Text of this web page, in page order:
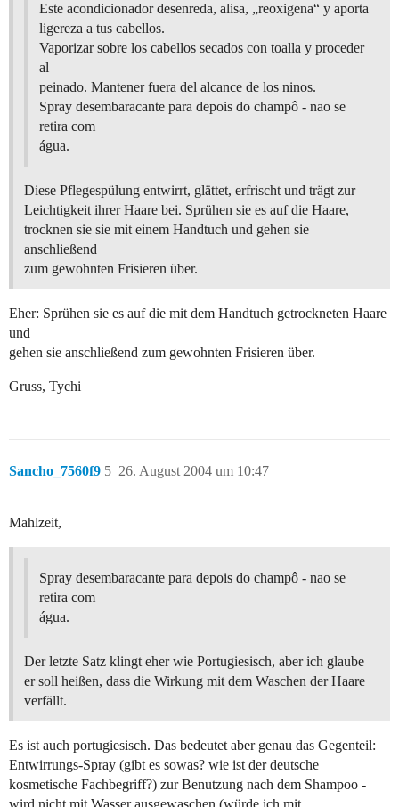
Este acondicionador desenreda, alisa, „reoxigena“ y aporta
ligereza a tus cabellos.
Vaporizar sobre los cabellos secados con toalla y proceder
al
peinado. Mantener fuera del alcance de los ninos.
Spray desembaracante para depois do champô - nao se
retira com
água.
Diese Pflegespülung entwirrt, glättet, erfrischt und trägt zur
Leichtigkeit ihrer Haare bei. Sprühen sie es auf die Haare,
trocknen sie sie mit einem Handtuch und gehen sie
anschließend
zum gewohnten Frisieren über.
Eher: Sprühen sie es auf die mit dem Handtuch getrockneten Haare
und
gehen sie anschließend zum gewohnten Frisieren über.
Gruss, Tychi
Sancho_7560f9 26. August 2004 um 10:47
5
Mahlzeit,
Spray desembaracante para depois do champô - nao se
retira com
água.
Der letzte Satz klingt eher wie Portugiesisch, aber ich glaube
er soll heißen, dass die Wirkung mit dem Waschen der Haare
verfällt.
Es ist auch portugiesisch. Das bedeutet aber genau das Gegenteil:
Entwirrungs-Spray (gibt es sowas? wie ist der deutsche
kosmetische Fachbegriff?) zur Benutzung nach dem Shampoo -
wird nicht mit Wasser ausgewaschen (würde ich mit